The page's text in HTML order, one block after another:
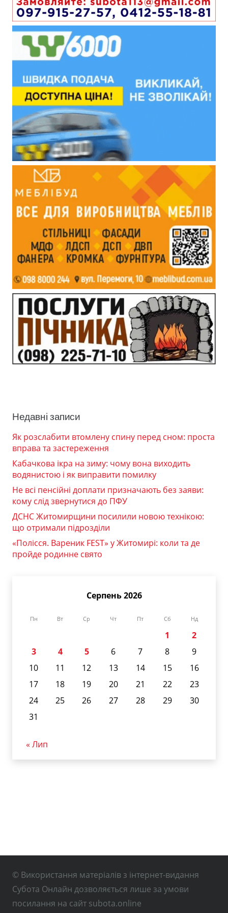
Недавні записи
Як розслабити втомлену спину перед сном: проста
вправа та застереження
Кабачкова ікра на зиму: чому вона виходить
водянистою і як виправити помилку
Не всі пенсійні доплати призначають без заяви:
кому слід звернутися до ПФУ
ДСНС Житомирщини посилили новою технікою:
що отримали підрозділи
«Полісся. Вареник FEST» у Житомирі: коли та де
пройде родинне свято
Серпень 2026
Пн Вт Ср Чт Пт Сб Нд
1
2
3
4 5 6 7 8
9
10
11 12 13 14 15
16
17
18 19 20 21 22
23
24
25 26 27 28 29
30
31
« Лип
© Використання матеріалів з інтернет-видання
Субота Онлайн дозволяється лише за умови
посилання на сайт subota.online